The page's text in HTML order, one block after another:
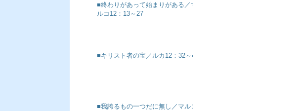
■終わりがあって始まりがある／マ
ルコ12：13～27
■キリスト者の宝／ルカ12：32～40
■我誇るもの一つだに無し／マルコ